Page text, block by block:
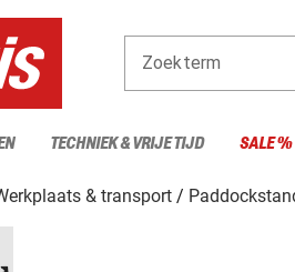
Zoekterm
TECHNIEK & VRIJE TIJD SALE %
& transport